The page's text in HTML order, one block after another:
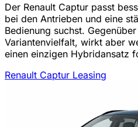
Der Renault Captur passt
bei den Antrieben und eine
Bedienung suchst.
Variantenvielfalt, wirkt aber
einen einzigen Hybridansatz
Renault Captur Leasing